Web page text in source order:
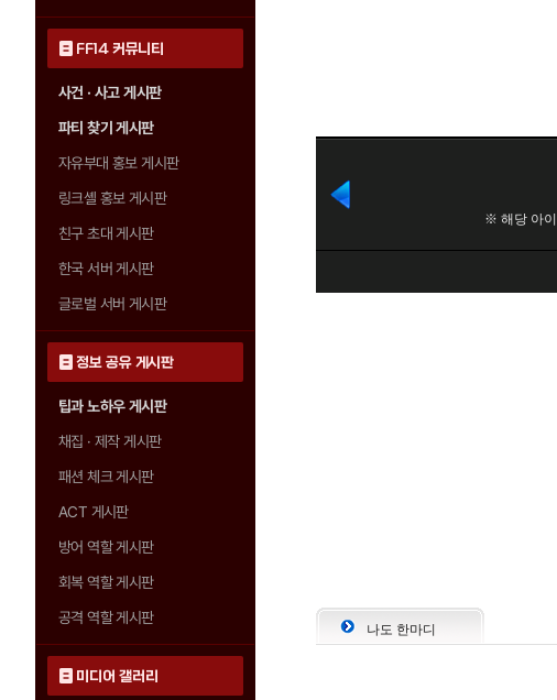
FF14 커뮤니티
사건 · 사고 게시판
파티 찾기 게시판
자유부대 홍보 게시판
링크셸 홍보 게시판
친구 초대 게시판
한국 서버 게시판
글로벌 서버 게시판
정보 공유 게시판
팁과 노하우 게시판
채집 · 제작 게시판
패션 체크 게시판
ACT 게시판
방어 역할 게시판
회복 역할 게시판
공격 역할 게시판
미디어 갤러리
나도 한마디